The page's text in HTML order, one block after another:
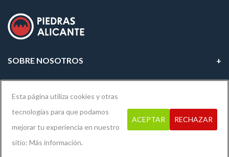
SOBRE NOSOTROS
Diseño y desarrollo por
Esta página utiliza cookies y otras
tecnologías para que podamos
mejorar tu experiencia en nuestro
sitio: Más información.
ACEPTAR RECHAZAR